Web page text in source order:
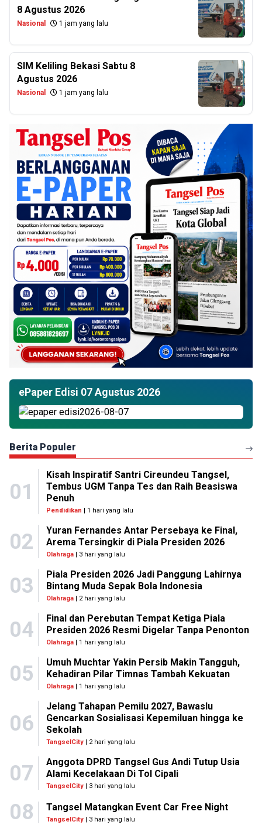
8 Agustus 2026
Nasional 1 jam yang lalu
SIM Keliling Bekasi Sabtu 8
Agustus 2026
Nasional 1 jam yang lalu
ePaper Edisi 07 Agustus 2026
Berita Populer
01
Kisah Inspiratif Santri Cireundeu Tangsel,
Tembus UGM Tanpa Tes dan Raih Beasiswa
Penuh
Pendidikan | 1 hari yang lalu
02
Yuran Fernandes Antar Persebaya ke Final,
Arema Tersingkir di Piala Presiden 2026
Olahraga| 3 hari yang lalu
03
Piala Presiden 2026 Jadi Panggung Lahirnya
Bintang Muda Sepak Bola Indonesia
Olahraga| 2 hari yang lalu
04
Final dan Perebutan Tempat Ketiga Piala
Presiden 2026 Resmi Digelar Tanpa Penonton
Olahraga| 1 hari yang lalu
05
Umuh Muchtar Yakin Persib Makin Tangguh,
Kehadiran Pilar Timnas Tambah Kekuatan
Olahraga| 1 hari yang lalu
06
Jelang Tahapan Pemilu 2027, Bawaslu
Gencarkan Sosialisasi Kepemiluan hingga ke
Sekolah
TangselCity| 2 hari yang lalu
07
Anggota DPRD Tangsel Gus Andi Tutup Usia
Alami Kecelakaan Di Tol Cipali
TangselCity| 3 hari yang lalu
08 Tangsel Matangkan Event Car Free Night
TangselCity | 3 hari yang lalu